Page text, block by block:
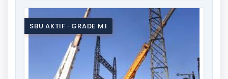
SBU AKTIF · GRADE M1